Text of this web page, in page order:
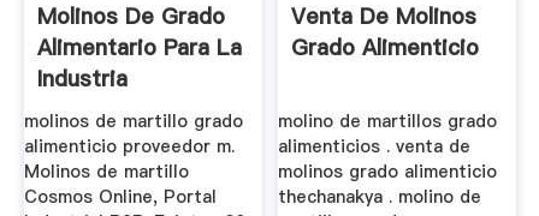
Molinos De Grado
Alimentario Para La
Industria
Alimentaria
molinos de martillo grado
alimenticio proveedor m.
Molinos de martillo
Cosmos Online, Portal
Venta De Molinos
Grado Alimenticio
molino de martillos grado
alimenticios . venta de
molinos grado alimenticio
thechanakya . molino de